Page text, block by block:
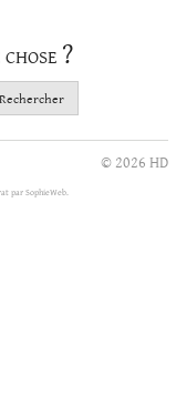
?
© 2026 HD
par SophieWeb.